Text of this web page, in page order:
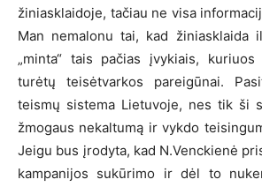
žiniasklaidoje, tačiau ne visa
Man nemalonu tai, kad žiniasklaida
„minta“ tais pačias įvykiais,
turėtų teisėtvarkos pareigūnai.
teismų sistema Lietuvoje, nes tik ši
žmogaus nekaltumą ir vykdo
Jeigu bus įrodyta, kad N.Venckienė
kampanijos sukūrimo ir dėl to